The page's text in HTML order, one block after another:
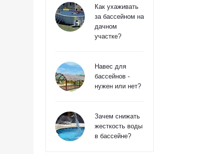
Как ухаживать
за бассейном на
дачном
участке?
Навес для
бассейнов -
нужен или нет?
Зачем снижать
жесткость воды
в бассейне?